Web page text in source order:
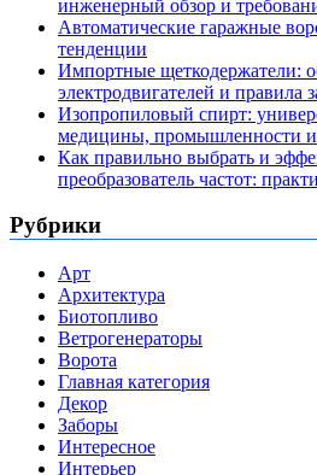
инженерный обзор и
Автоматические гаражные
тенденции
Импортные щеткодержатели:
электродвигателей и правила
Изопропиловый спирт:
медицины, промышленности
Как правильно выбрать и
преобразователь частот:
Рубрики
Арт
Архитектура
Биотопливо
Ветрогенераторы
Ворота
Главная категория
Декор
Заборы
Интересное
Интерьер